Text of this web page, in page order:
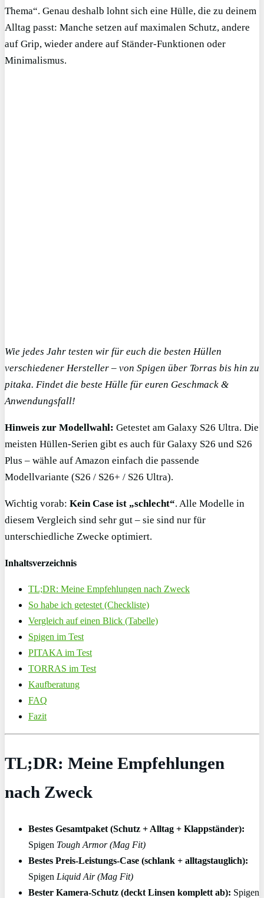
Thema“. Genau deshalb lohnt sich eine Hülle, die zu deinem
Alltag passt: Manche setzen auf maximalen Schutz, andere
auf Grip, wieder andere auf Ständer-Funktionen oder
Minimalismus.
Wie jedes Jahr testen wir für euch die besten Hüllen
verschiedener Hersteller – von Spigen über Torras bis hin zu
pitaka. Findet die beste Hülle für euren Geschmack &
Anwendungsfall!
Hinweis zur Modellwahl: Getestet am Galaxy S26 Ultra. Die
meisten Hüllen-Serien gibt es auch für Galaxy S26 und S26
Plus – wähle auf Amazon einfach die passende
Modellvariante (S26 / S26+ / S26 Ultra).
Wichtig vorab: Kein Case ist „schlecht“. Alle Modelle in
diesem Vergleich sind sehr gut – sie sind nur für
unterschiedliche Zwecke optimiert.
Inhaltsverzeichnis
TL;DR: Meine Empfehlungen nach Zweck
So habe ich getestet (Checkliste)
Vergleich auf einen Blick (Tabelle)
Spigen im Test
PITAKA im Test
TORRAS im Test
Kaufberatung
FAQ
Fazit
TL;DR: Meine Empfehlungen
nach Zweck
Bestes Gesamtpaket (Schutz + Alltag + Klappständer):
Spigen Tough Armor (Mag Fit)
Bestes Preis-Leistungs-Case (schlank + alltagstauglich):
Spigen Liquid Air (Mag Fit)
Bester Kamera-Schutz (deckt Linsen komplett ab): Spigen